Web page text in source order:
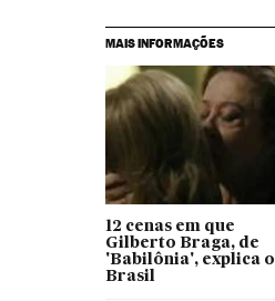
MAIS INFORMAÇÕES
12 cenas em que
Gilberto Braga, de
'Babilônia', explica o
Brasil